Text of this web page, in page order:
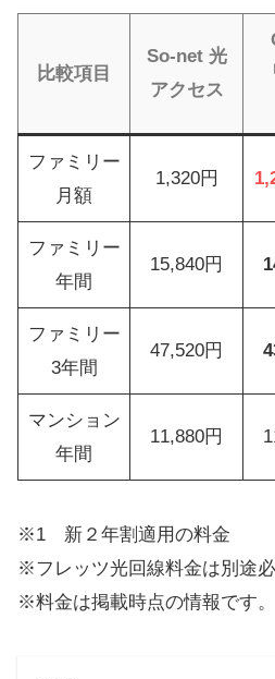
比較項目
So-net 光
アクセス
ファミリー
月額
1,320円
ファミリー
年間
15,840円
ファミリー
3年間
47,520円
マンション
年間
11,880円
※1 新２年割適用の料金
※フレッツ光回線料金は別途必
※料金は掲載時点の情報です。